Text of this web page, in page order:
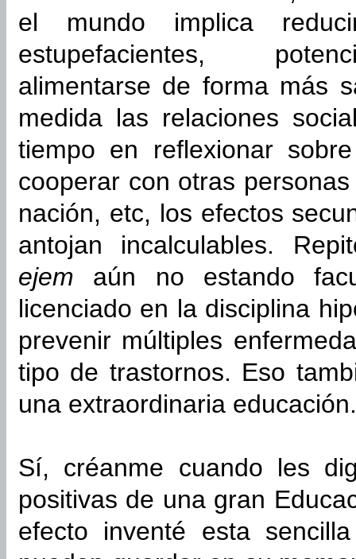
el mundo implica
estupefacientes,
alimentarse de forma más
medida las relaciones
tiempo en reflexionar
cooperar con otras
nación, etc, los efectos
antojan incalculables.
ejem aún no estando
licenciado en la disciplina
prevenir múltiples
tipo de trastornos. Eso
una extraordinaria educación.
Sí, créanme cuando les
positivas de una gran
efecto inventé esta